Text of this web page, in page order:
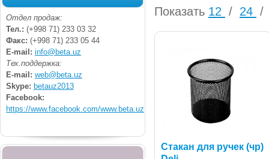
Отдел продаж:
Тел.: (+998 71) 233 03 32
Факс: (+998 71) 233 05 44
E-mail: info@beta.uz
Тех.поддержка:
E-mail: web@beta.uz
Skype: betauz2013
Facebook:
https://www.facebook.com/www.beta.uz
Показать 12 / 24 /
Стакан для ручек (чр)